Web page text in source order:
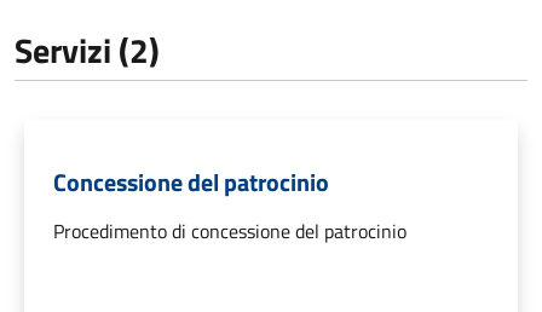
Servizi (2)
Concessione del patrocinio
Procedimento di concessione del patrocinio